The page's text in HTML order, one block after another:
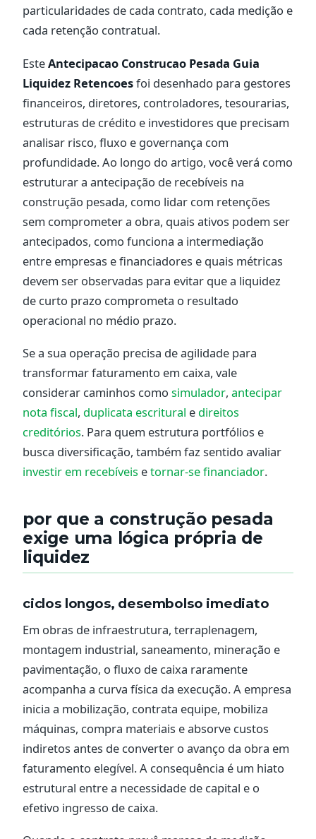
particularidades de cada contrato, cada medição e
cada retenção contratual.
EsteAntecipacao Construcao Pesada Guia
Liquidez Retencoesfoi desenhado para gestores
financeiros, diretores, controladores, tesourarias,
estruturas de crédito e investidores que precisam
analisar risco, fluxo e governança com
profundidade. Ao longo do artigo, você verá como
estruturar a antecipação de recebíveis na
construção pesada, como lidar com retenções
sem comprometer a obra, quais ativos podem ser
antecipados, como funciona a intermediação
entre empresas e financiadores e quais métricas
devem ser observadas para evitar que a liquidez
de curto prazo comprometa o resultado
operacional no médio prazo.
Se a sua operação precisa de agilidade para
transformar faturamento em caixa, vale
considerar caminhos como simulador, antecipar
nota fiscal, duplicata escritural e direitos
creditórios. Para quem estrutura portfólios e
busca diversificação, também faz sentido avaliar
investir em recebíveis etornar-se financiador.
por que a construção pesada
exige uma lógica própria de
liquidez
ciclos longos, desembolso imediato
Em obras de infraestrutura, terraplenagem,
montagem industrial, saneamento, mineração e
pavimentação, o fluxo de caixa raramente
acompanha a curva física da execução. A empresa
inicia a mobilização, contrata equipe, mobiliza
máquinas, compra materiais e absorve custos
indiretos antes de converter o avanço da obra em
faturamento elegível. A consequência é um hiato
estrutural entre a necessidade de capital e o
efetivo ingresso de caixa.